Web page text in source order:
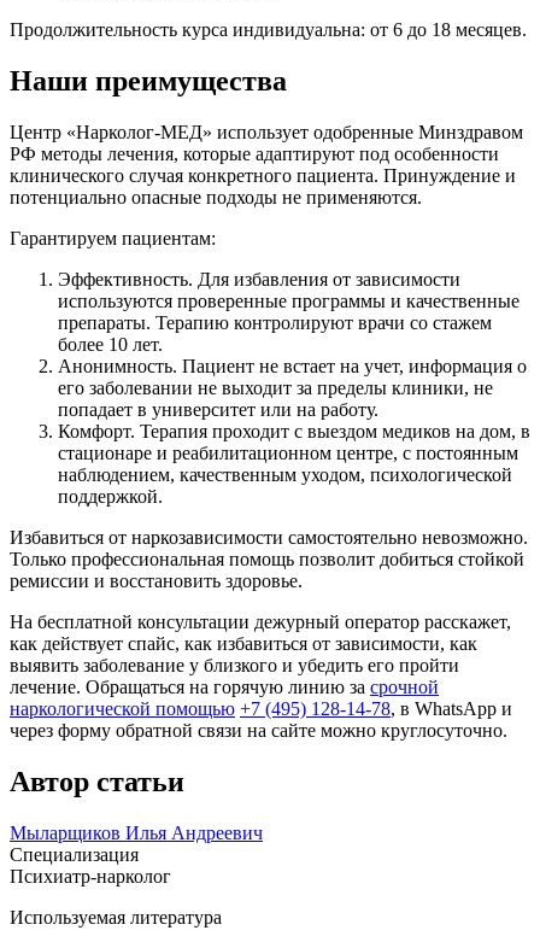
Продолжительность курса индивидуальна: от 6 до 18 месяцев.
Наши преимущества
Центр «Нарколог-МЕД» использует одобренные Минздравом
РФ методы лечения, которые адаптируют под особенности
клинического случая конкретного пациента. Принуждение и
потенциально опасные подходы не применяются.
Гарантируем пациентам:
Эффективность. Для избавления от зависимости
используются проверенные программы и качественные
препараты. Терапию контролируют врачи со стажем
более 10 лет.
Анонимность. Пациент не встает на учет, информация о
его заболевании не выходит за пределы клиники, не
попадает в университет или на работу.
Комфорт. Терапия проходит с выездом медиков на дом, в
стационаре и реабилитационном центре, с постоянным
наблюдением, качественным уходом, психологической
поддержкой.
Избавиться от наркозависимости самостоятельно невозможно.
Только профессиональная помощь позволит добиться стойкой
ремиссии и восстановить здоровье.
На бесплатной консультации дежурный оператор расскажет,
как действует спайс, как избавиться от зависимости, как
выявить заболевание у близкого и убедить его пройти
лечение. Обращаться на горячую линию за срочной
наркологической помощью +7 (495) 128-14-78, в WhatsApp и
через форму обратной связи на сайте можно круглосуточно.
Автор статьи
Мыларщиков Илья Андреевич
Специализация
Психиатр-нарколог
Используемая литература